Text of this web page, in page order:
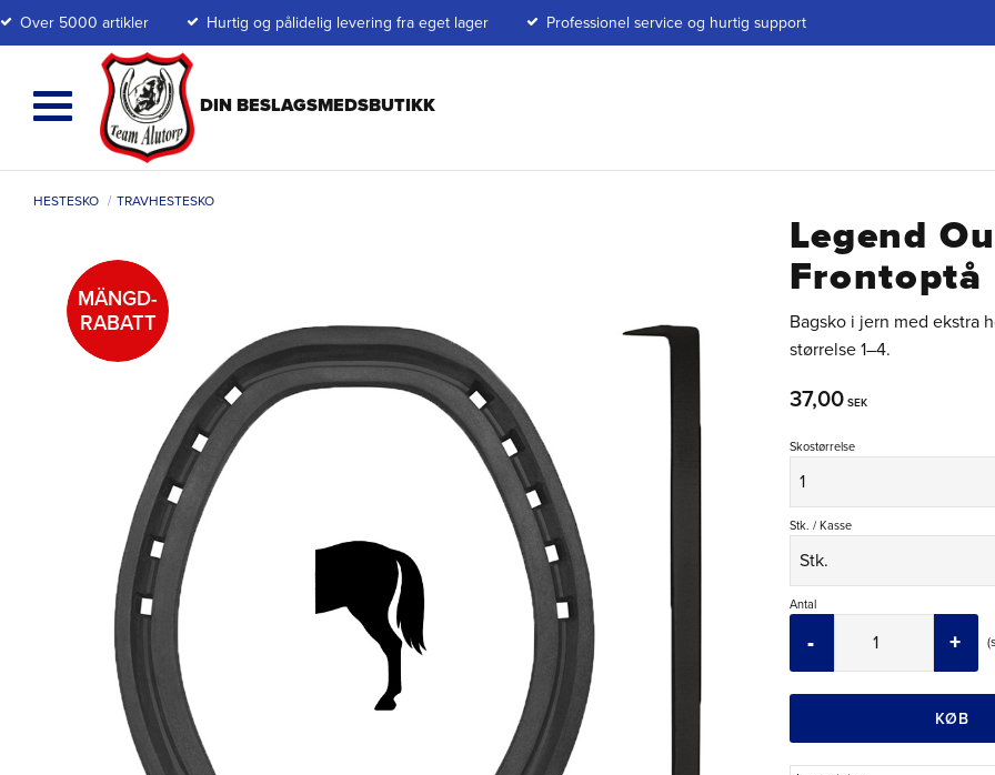
Over 5000 artikler Hurtig og pålidelig levering fra eget lager Professionel service og hurtig support
HESTESKO TRAVHESTESKO
Legend
Frontoptå
Bagsko i jern med ekstra
størrelse 1–4.
MÄNGD-
RABATT
37,00SEK
Skostørrelse
Stk. / Kasse
Antal
+
-
KØB